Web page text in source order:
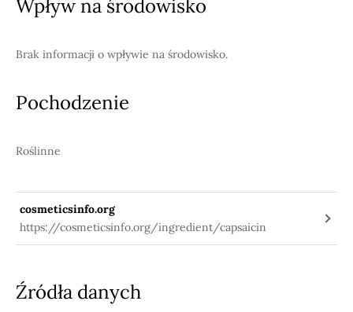
Wpływ na środowisko
Brak informacji o wpływie na środowisko.
Pochodzenie
Roślinne
cosmeticsinfo.org
https://cosmeticsinfo.org/ingredient/capsaicin
Źródła danych